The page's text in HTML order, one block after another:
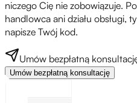
niczego Cię nie zobowiązuje.
handlowca ani działu obsługi,
napisze Twój kod.
Umów bezpłatną
Umów bezpłatną konsultację